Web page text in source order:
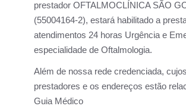
prestador OFTALMOCLÍNICA SÃO
(55004164-2), estará habilitado a
atendimentos 24 horas Urgência e
especialidade de Oftalmologia.
Além de nossa rede credenciada, cujos
prestadores e os endereços estão
Guia Médico